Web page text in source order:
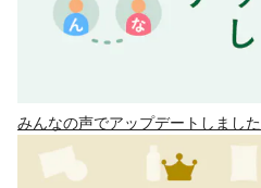
みんなの声でアップデートしました